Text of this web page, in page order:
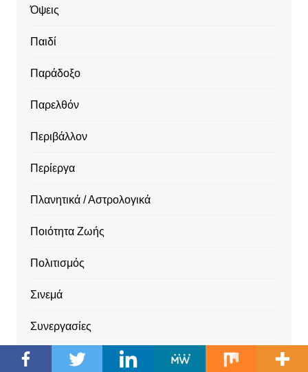
Όψεις
Παιδί
Παράδοξο
Παρελθόν
Περιβάλλον
Περίεργα
Πλανητικά / Αστρολογικά
Ποιότητα Ζωής
Πολιτισμός
Σινεμά
Συνεργασίες
Συνταγές